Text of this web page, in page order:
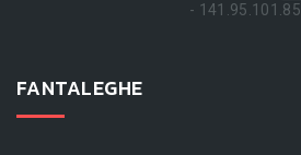
- 141.95.101.85
FANTALEGHE